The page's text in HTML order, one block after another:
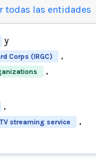
todas las entidades
y
Corps (IRGC) ,
,
,
streaming service ,